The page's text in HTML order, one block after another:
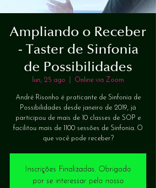
Ampliando o Receber
- Taster de Sinfonia
de Possibilidades
lun, 25 ago Online via Zoom
André Risonho é praticante de Sinfonia de
Possibilidades desde janeiro de 2019, já
participou de mais de 10 classes de SOP e
facilitou mais de 1100 sessões de Sinfonia. O
que você pode receber?
Inscrições Finalizadas. Obrigado
por se interessar pelo nosso